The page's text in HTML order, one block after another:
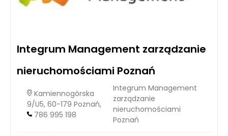
Integrum Management zarządzanie
nieruchomościami Poznań
Kamiennogórska
9/U5, 60-179 Poznań,
786 995 198
Integrum Management
zarządzanie
nieruchomościami
Poznań